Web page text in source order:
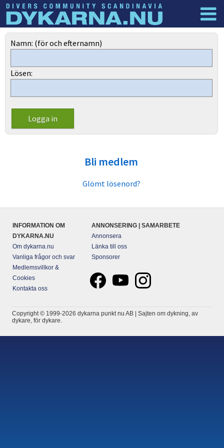
Dyknyheter
Namn: (för och efternamn)
Lösen:
Bli medlem
Glömt lösenord?
INFORMATION OM
DYKARNA.NU
Om dykarna.nu
Vanliga frågor och svar
Medlemsvillkor &
Cookies
Kontakta oss
ANNONSERING | SAMARBETE
Annonsera
Länka till oss
Sponsorer
Copyright © 1999-2026 dykarna punkt nu AB | Sajten om dykning, av
dykare, för dykare.